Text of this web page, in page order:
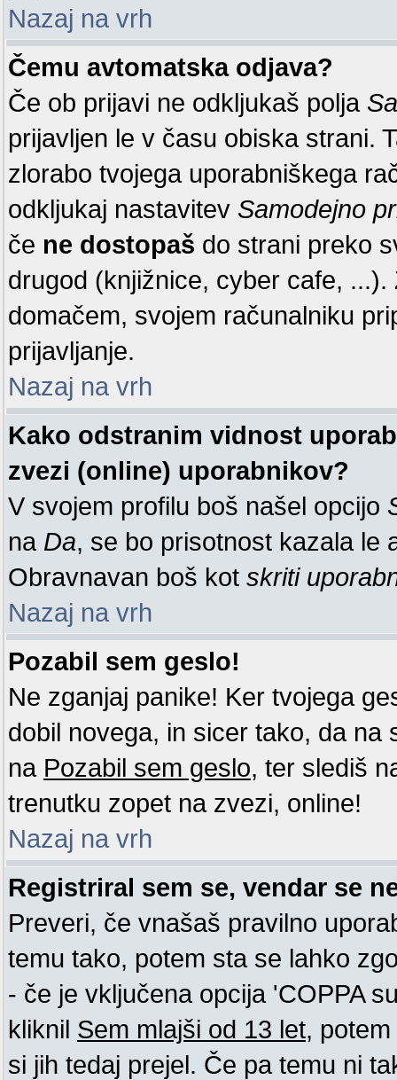
Nazaj na vrh
Čemu avtomatska odjava?
Če ob prijavi ne odkljukaš polja
prijavljen le v času obiska strani.
zlorabo tvojega uporabniškega
odkljukaj nastavitev Samodejno
če ne dostopaš do strani preko
drugod (knjižnice, cyber cafe,
domačem, svojem računalniku
prijavljanje.
Nazaj na vrh
Kako odstranim vidnost
zvezi (online) uporabnikov?
V svojem profilu boš našel opcijo
na Da, se bo prisotnost kazala le
Obravnavan boš kot skriti
Nazaj na vrh
Pozabil sem geslo!
Ne zganjaj panike! Ker tvojega
dobil novega, in sicer tako, da na
na Pozabil sem geslo, ter slediš
trenutku zopet na zvezi, online!
Nazaj na vrh
Registriral sem se, vendar se
Preveri, če vnašaš pravilno
temu tako, potem sta se lahko
- če je vključena opcija 'COPPA
kliknil Sem mlajši od 13 let,
si jih tedaj prejel. Če pa temu ni